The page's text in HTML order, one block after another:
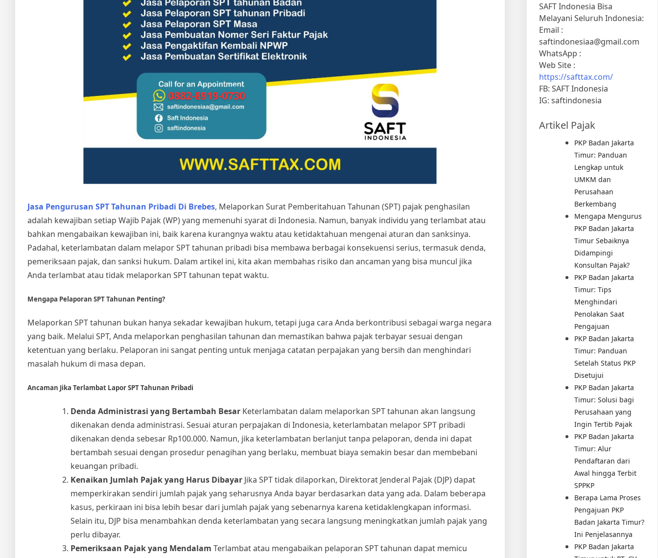
Jasa Pengurusan SPT Tahunan Pribadi Di Brebes, Melaporkan Surat Pemberitahuan Tahunan (SPT) pajak penghasilan
adalah kewajiban setiap Wajib Pajak (WP) yang memenuhi syarat di Indonesia. Namun, banyak individu yang terlambat atau
bahkan mengabaikan kewajiban ini, baik karena kurangnya waktu atau ketidaktahuan mengenai aturan dan sanksinya.
Padahal, keterlambatan dalam melapor SPT tahunan pribadi bisa membawa berbagai konsekuensi serius, termasuk denda,
pemeriksaan pajak, dan sanksi hukum. Dalam artikel ini, kita akan membahas risiko dan ancaman yang bisa muncul jika
Anda terlambat atau tidak melaporkan SPT tahunan tepat waktu.
Mengapa Pelaporan SPT Tahunan Penting?
Melaporkan SPT tahunan bukan hanya sekadar kewajiban hukum, tetapi juga cara Anda berkontribusi sebagai warga negara
yang baik. Melalui SPT, Anda melaporkan penghasilan tahunan dan memastikan bahwa pajak terbayar sesuai dengan
ketentuan yang berlaku. Pelaporan ini sangat penting untuk menjaga catatan perpajakan yang bersih dan menghindari
masalah hukum di masa depan.
Ancaman Jika Terlambat Lapor SPT Tahunan Pribadi
Denda Administrasi yang Bertambah Besar Keterlambatan dalam melaporkan SPT tahunan akan langsung
dikenakan denda administrasi. Sesuai aturan perpajakan di Indonesia, keterlambatan melapor SPT pribadi
dikenakan denda sebesar Rp100.000. Namun, jika keterlambatan berlanjut tanpa pelaporan, denda ini dapat
bertambah sesuai dengan prosedur penagihan yang berlaku, membuat biaya semakin besar dan membebani
keuangan pribadi.
Kenaikan Jumlah Pajak yang Harus Dibayar Jika SPT tidak dilaporkan, Direktorat Jenderal Pajak (DJP) dapat
memperkirakan sendiri jumlah pajak yang seharusnya Anda bayar berdasarkan data yang ada. Dalam beberapa
kasus, perkiraan ini bisa lebih besar dari jumlah pajak yang sebenarnya karena ketidaklengkapan informasi.
Selain itu, DJP bisa menambahkan denda keterlambatan yang secara langsung meningkatkan jumlah pajak yang
perlu dibayar.
Pemeriksaan Pajak yang Mendalam Terlambat atau mengabaikan pelaporan SPT tahunan dapat memicu
SAFT Indonesia Bisa
Melayani Seluruh Indonesia:
Email :
saftindonesiaa@gmail.com
WhatsApp :
Web Site :
https://safttax.com/
FB: SAFT Indonesia
IG: saftindonesia
Artikel Pajak
PKP Badan Jakarta
Timur: Panduan
Lengkap untuk
UMKM dan
Perusahaan
Berkembang
Mengapa Mengurus
PKP Badan Jakarta
Timur Sebaiknya
Didampingi
Konsultan Pajak?
PKP Badan Jakarta
Timur: Tips
Menghindari
Penolakan Saat
Pengajuan
PKP Badan Jakarta
Timur: Panduan
Setelah Status PKP
Disetujui
PKP Badan Jakarta
Timur: Solusi bagi
Perusahaan yang
Ingin Tertib Pajak
PKP Badan Jakarta
Timur: Alur
Pendaftaran dari
Awal hingga Terbit
SPPKP
Berapa Lama Proses
Pengajuan PKP
Badan Jakarta Timur?
Ini Penjelasannya
PKP Badan Jakarta